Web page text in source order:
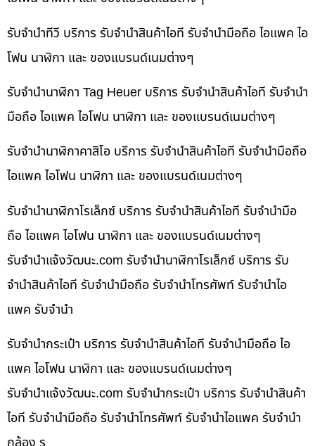
รับจำนำทีวี บริการ รับจำนำสินค้าไอที รับจำนำมือถือ ไอแพค ไอ
โฟน นาฬิกา และ ของแบรนด์เนมต่างๆ
รับจำนำนาฬิกา Tag Heuer บริการ รับจำนำสินค้าไอที รับจำนำ
มือถือ ไอแพค ไอโฟน นาฬิกา และ ของแบรนด์เนมต่างๆ
รับจำนำนาฬิกาคาสิโอ บริการ รับจำนำสินค้าไอที รับจำนำมือถือ
ไอแพค ไอโฟน นาฬิกา และ ของแบรนด์เนมต่างๆ
รับจำนำนาฬิกาโรเล็กซ์ บริการ รับจำนำสินค้าไอที รับจำนำมือ
ถือ ไอแพค ไอโฟน นาฬิกา และ ของแบรนด์เนมต่างๆ
รับจํานําแจ้งวัฒนะ.com รับจำนำนาฬิกาโรเล็กซ์ บริการ รับ
จำนำสินค้าไอที รับจำนำมือถือ รับจำนำโทรศัพท์ รับจำนำไอ
แพค รับจำนำ
รับจำนำกระเป๋า บริการ รับจำนำสินค้าไอที รับจำนำมือถือ ไอ
แพค ไอโฟน นาฬิกา และ ของแบรนด์เนมต่างๆ
รับจํานําแจ้งวัฒนะ.com รับจำนำกระเป๋า บริการ รับจำนำสินค้า
ไอที รับจำนำมือถือ รับจำนำโทรศัพท์ รับจำนำไอแพค รับจำนำ